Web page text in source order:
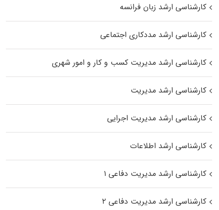
کارشناسی ارشد زبان فرانسه
کارشناسی ارشد مددکاری اجتماعی
کارشناسی ارشد مدیریت کسب و کار و امور شهری
کارشناسی ارشد مدیریت
کارشناسی ارشد مدیریت اجرایی
کارشناسی ارشد اطلاعات
کارشناسی ارشد مدیریت دفاعی ۱
کارشناسی ارشد مدیریت دفاعی ۲